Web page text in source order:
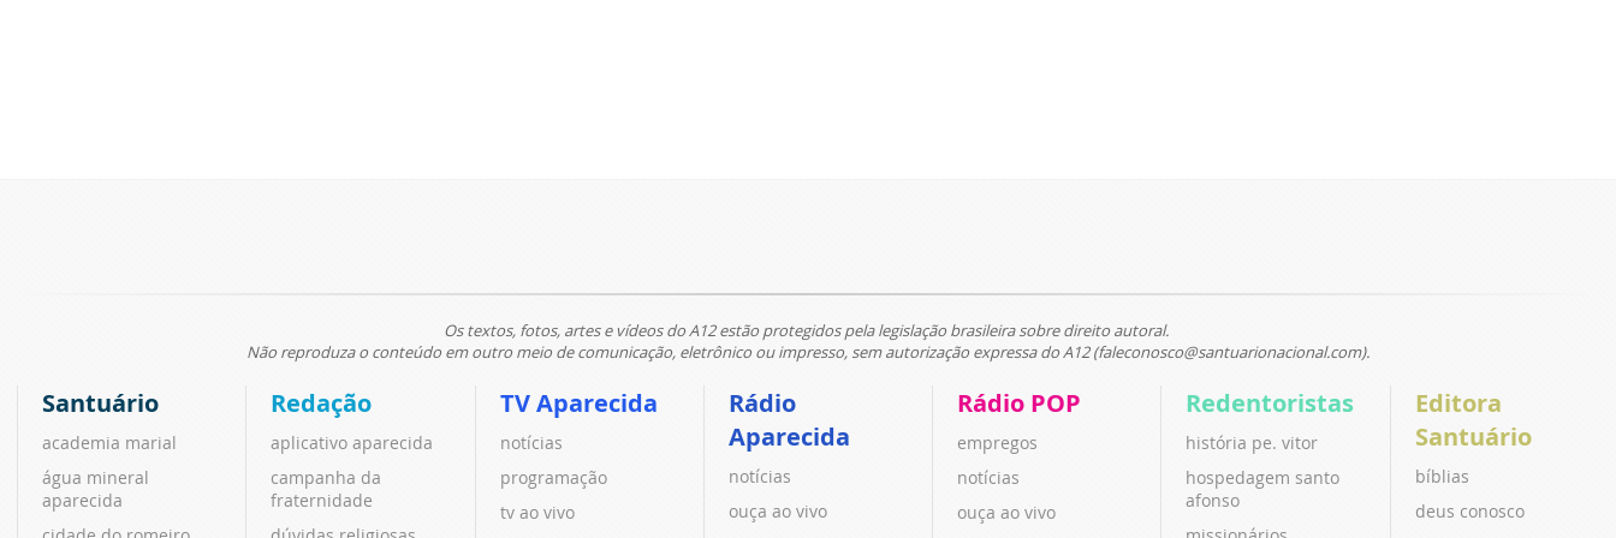
Os textos, fotos, artes e vídeos do A12 estão protegidos pela legislação brasileira sobre direito autoral.
Não reproduza o conteúdo em outro meio de comunicação, eletrônico ou impresso, sem autorização expressa do A12 (faleconosco@santuarionacional.com).
Santuário
academia marial
água mineral
aparecida
Redação
aplicativo aparecida
campanha da
fraternidade
TV Aparecida
notícias
programação
tv ao vivo
Rádio
Aparecida
notícias
ouça ao vivo
Rádio POP
empregos
notícias
ouça ao vivo
Redentoristas
história pe. vitor
hospedagem santo
afonso
Editora
Santuário
bíblias
deus conosco